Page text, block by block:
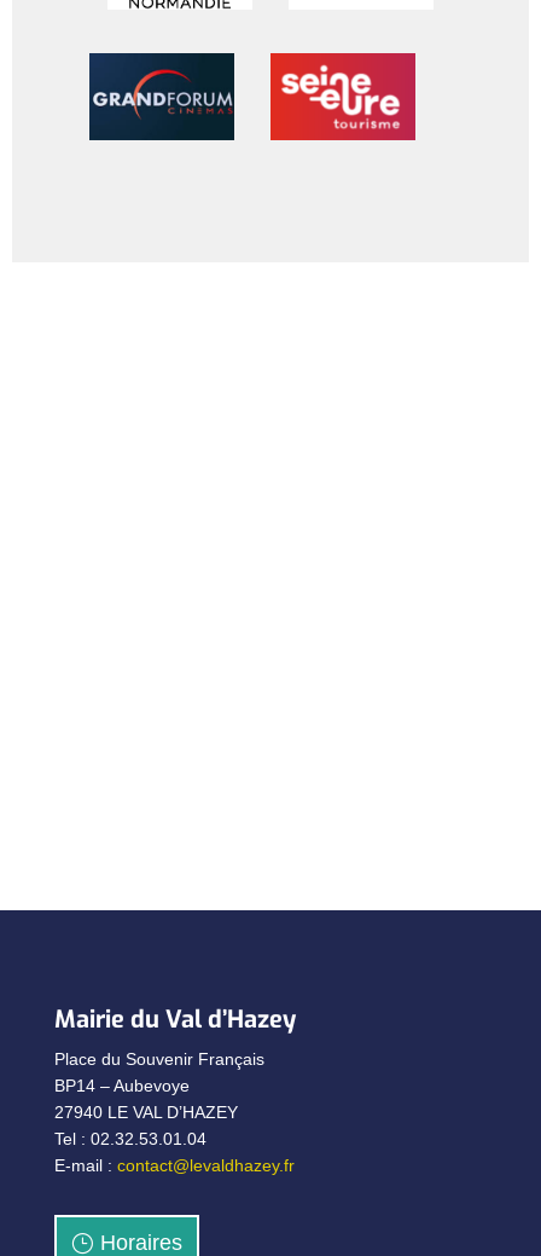
Mairie du Val d’Hazey
Place du Souvenir Français
BP14 – Aubevoye
27940 LE VAL D’HAZEY
Tel : 02.32.53.01.04
E-mail : contact@levaldhazey.fr
Horaires